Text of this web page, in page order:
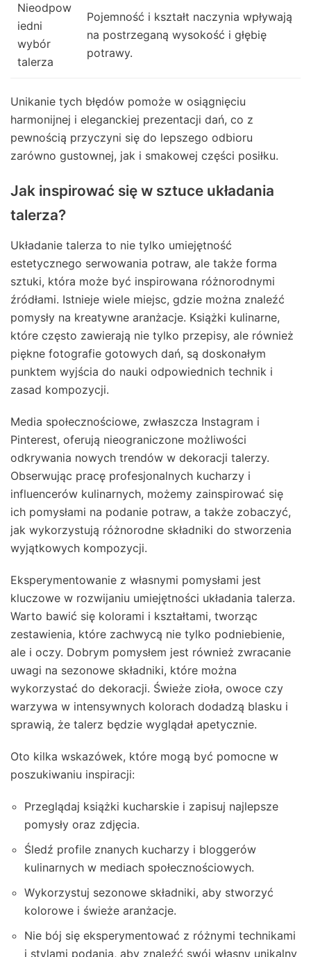
Nieodpow
iedni
wybór
talerza
Pojemność i kształt naczynia wpływają
na postrzeganą wysokość i głębię
potrawy.
Unikanie tych błędów pomoże w osiągnięciu
harmonijnej i eleganckiej prezentacji dań, co z
pewnością przyczyni się do lepszego odbioru
zarówno gustownej, jak i smakowej części posiłku.
Jak inspirować się w sztuce układania
talerza?
Układanie talerza to nie tylko umiejętność
estetycznego serwowania potraw, ale także forma
sztuki, która może być inspirowana różnorodnymi
źródłami. Istnieje wiele miejsc, gdzie można znaleźć
pomysły na kreatywne aranżacje. Książki kulinarne,
które często zawierają nie tylko przepisy, ale również
piękne fotografie gotowych dań, są doskonałym
punktem wyjścia do nauki odpowiednich technik i
zasad kompozycji.
Media społecznościowe, zwłaszcza Instagram i
Pinterest, oferują nieograniczone możliwości
odkrywania nowych trendów w dekoracji talerzy.
Obserwując pracę profesjonalnych kucharzy i
influencerów kulinarnych, możemy zainspirować się
ich pomysłami na podanie potraw, a także zobaczyć,
jak wykorzystują różnorodne składniki do stworzenia
wyjątkowych kompozycji.
Eksperymentowanie z własnymi pomysłami jest
kluczowe w rozwijaniu umiejętności układania talerza.
Warto bawić się kolorami i kształtami, tworząc
zestawienia, które zachwycą nie tylko podniebienie,
ale i oczy. Dobrym pomysłem jest również zwracanie
uwagi na sezonowe składniki, które można
wykorzystać do dekoracji. Świeże zioła, owoce czy
warzywa w intensywnych kolorach dodadzą blasku i
sprawią, że talerz będzie wyglądał apetycznie.
Oto kilka wskazówek, które mogą być pomocne w
poszukiwaniu inspiracji:
Przeglądaj książki kucharskie i zapisuj najlepsze
pomysły oraz zdjęcia.
Śledź profile znanych kucharzy i bloggerów
kulinarnych w mediach społecznościowych.
Wykorzystuj sezonowe składniki, aby stworzyć
kolorowe i świeże aranżacje.
Nie bój się eksperymentować z różnymi technikami
i stylami podania, aby znaleźć swój własny unikalny